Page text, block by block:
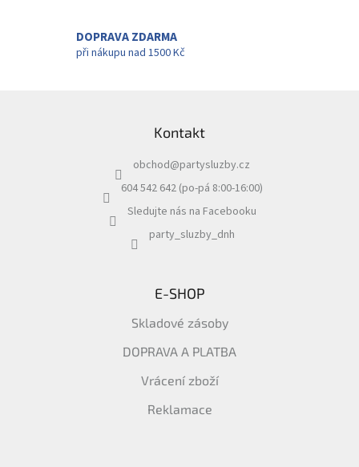
v
p
i
u
DOPRAVA ZDARMA
při nákupu nad 1500 Kč
Kontakt
obchod@partysluzby.cz
604 542 642 (po-pá 8:00-16:00)
Sledujte nás na Facebooku
party_sluzby_dnh
E-SHOP
Skladové zásoby
DOPRAVA A PLATBA
Vrácení zboží
Reklamace